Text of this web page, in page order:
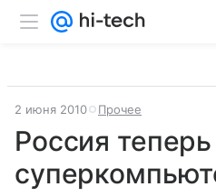
2 июня 2010 Прочее
Россия